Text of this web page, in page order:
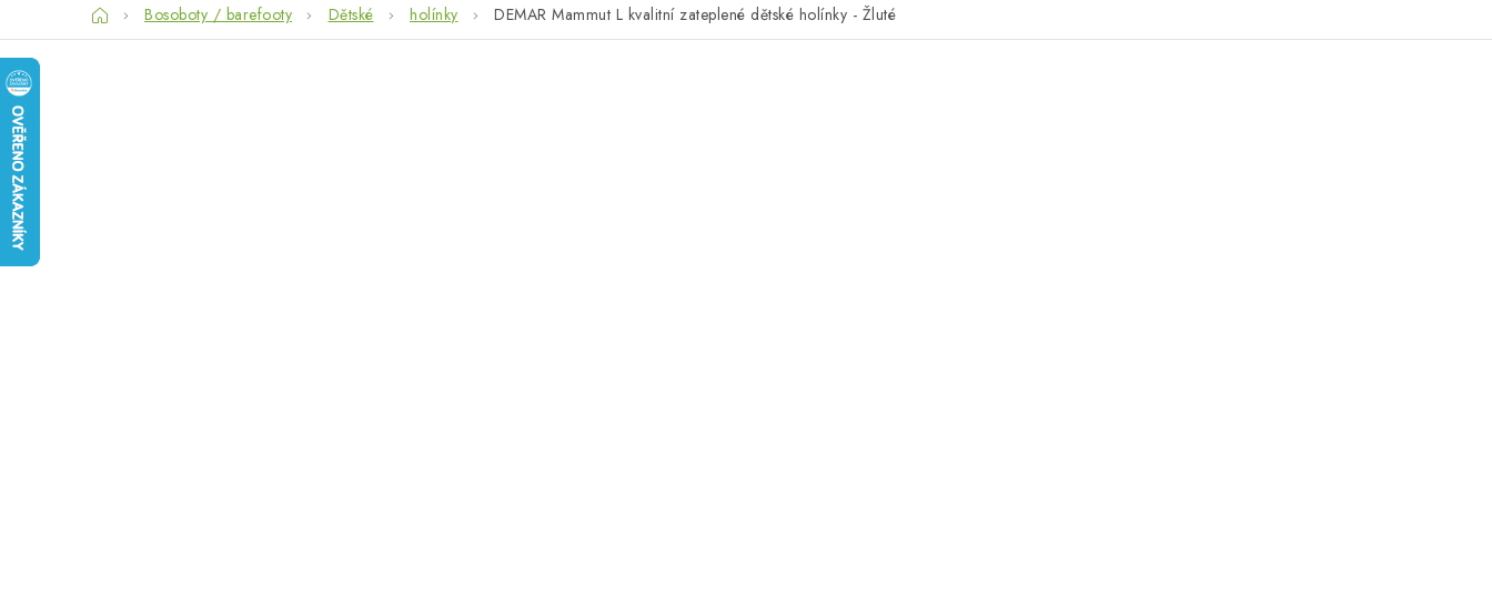
DomůBosoboty / barefooty Dětské holínky DEMAR Mammut L kvalitní zateplené dětské holínky - Žluté